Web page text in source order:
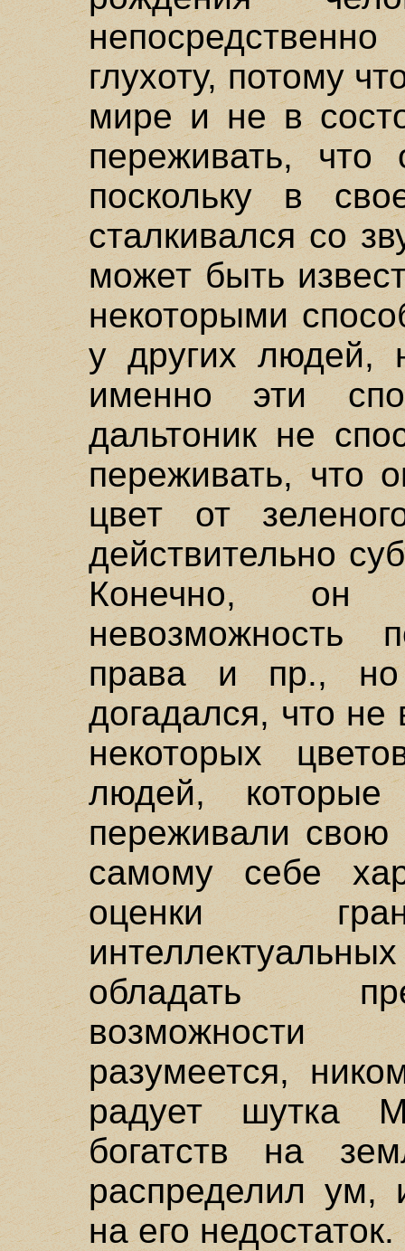
глухоту, потому
мире и не в
переживать,
поскольку в
сталкивался со
может быть
некоторыми
у других людей,
именно эти
дальтоник не
переживать, что
цвет от
действительно
Конечно, он
невозможность
права и пр.,
догадался, что не
некоторых
людей, которые
переживали свою
самому себе
оценки
обладать
возможности
разумеется,
радует шутка
богатств на
распределил ум,
на его недостаток.